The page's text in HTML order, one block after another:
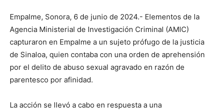
Empalme, Sonora, 6 de junio de 2024.- Elementos de la
Agencia Ministerial de Investigación Criminal (AMIC)
capturaron en Empalme a un sujeto prófugo de la justicia
de Sinaloa, quien contaba con una orden de aprehensión
por el delito de abuso sexual agravado en razón de
parentesco por afinidad.
La acción se llevó a cabo en respuesta a una